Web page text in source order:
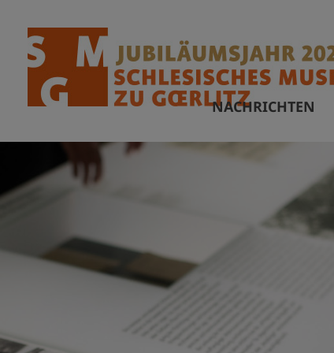
NACHRICHTEN